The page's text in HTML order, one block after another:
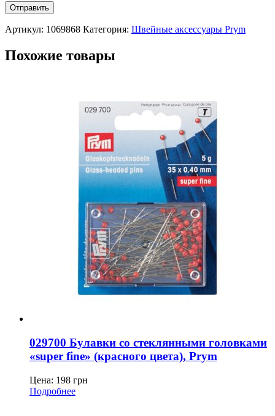
Артикул: 1069868 Категория: Швейные аксессуары Prym
Похожие товары
029700 Булавки со стеклянными головками
«super fine» (красного цвета), Prym
Цена: 198 грн
Подробнее